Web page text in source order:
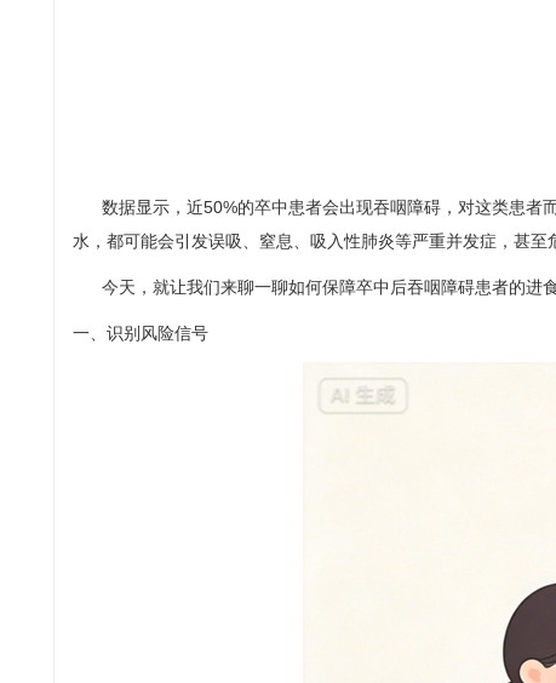
数据显示，近50%的卒中患者会出现吞咽障碍，对这类患者
水，都可能会引发误吸、窒息、吸入性肺炎等严重并发症，甚至
今天，就让我们来聊一聊如何保障卒中后吞咽障碍患者的进食
一、识别风险信号